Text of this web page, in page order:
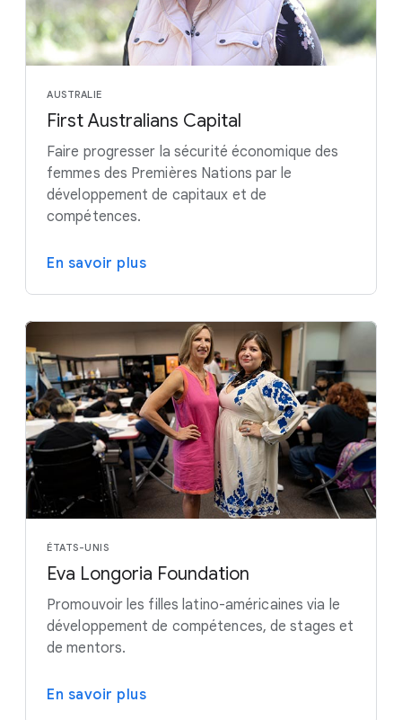
AUSTRALIE
First Australians Capital
Faire progresser la sécurité économique des
femmes des Premières Nations par le
développement de capitaux et de
compétences.
En savoir plus
ÉTATS-UNIS
Eva Longoria Foundation
Promouvoir les filles latino-américaines via le
développement de compétences, de stages et
de mentors.
En savoir plus